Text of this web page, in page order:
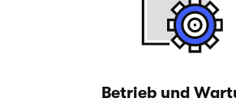
Betrieb und